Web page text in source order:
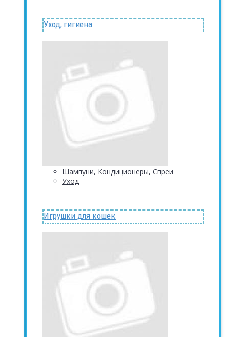
Уход, гигиена
Шампуни, Кондиционеры, Спреи
Уход
Игрушки для кошек